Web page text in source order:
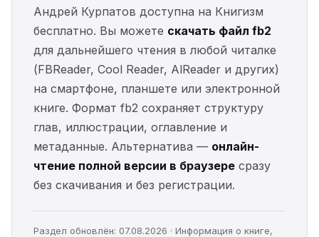
Андрей Курпатов доступна на Книгизм
бесплатно. Вы можете скачать файл fb2
для дальнейшего чтения в любой читалке
(FBReader, Cool Reader, AlReader и других)
на смартфоне, планшете или электронной
книге. Формат fb2 сохраняет структуру
глав, иллюстрации, оглавление и
метаданные. Альтернатива — онлайн-
чтение полной версии в браузере сразу
без скачивания и без регистрации.
Раздел обновлён: 07.08.2026 · Информация о книге,